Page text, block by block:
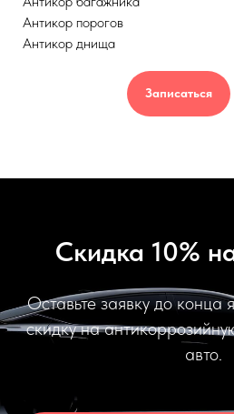
Антикор порогов
Антикор днища
Записаться
Скидка 10%
Оставьте заявку до
скидку на
авто.